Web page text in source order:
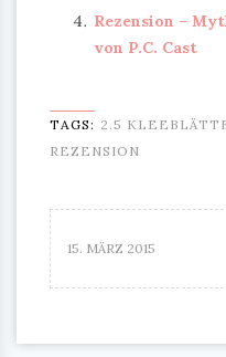
Rezension –
von P.C. Cast
TAGS: 2.5
REZENSION
15. MÄRZ 2015